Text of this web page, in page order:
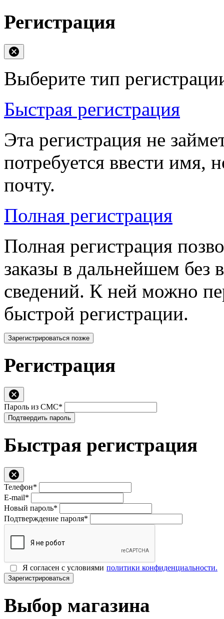
Регистрация
Выберите тип
Быстрая регистрация
Эта регистрация не
потребуется ввести имя,
почту.
Полная регистрация
Полная регистрация
заказы в дальнейшем без
сведений. К ней можно
быстрой регистрации.
Зарегистрироваться позже
Регистрация
Пароль из СМС*
Подтвердить пароль
Быстрая регистрация
Телефон*
E-mail*
Новый пароль*
Подтверждение пароля*
Я согласен с условиями политики конфиденциальности.
Зарегистрироваться
Выбор магазина